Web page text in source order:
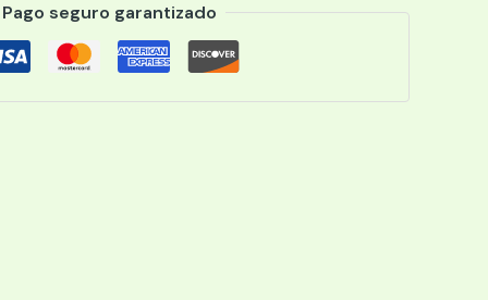
Pago seguro garantizado